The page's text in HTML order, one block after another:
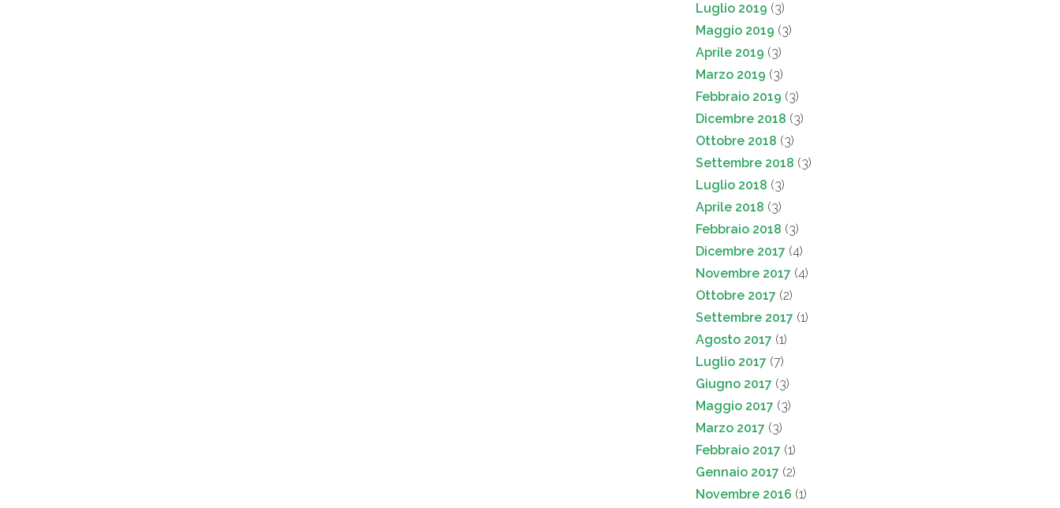
Luglio 2019 (3)
Maggio 2019 (3)
Aprile 2019 (3)
Marzo 2019 (3)
Febbraio 2019 (3)
Dicembre 2018 (3)
Ottobre 2018 (3)
Settembre 2018 (3)
Luglio 2018 (3)
Aprile 2018 (3)
Febbraio 2018 (3)
Dicembre 2017 (4)
Novembre 2017 (4)
Ottobre 2017 (2)
Settembre 2017 (1)
Agosto 2017 (1)
Luglio 2017 (7)
Giugno 2017 (3)
Maggio 2017 (3)
Marzo 2017 (3)
Febbraio 2017 (1)
Gennaio 2017 (2)
Novembre 2016 (1)